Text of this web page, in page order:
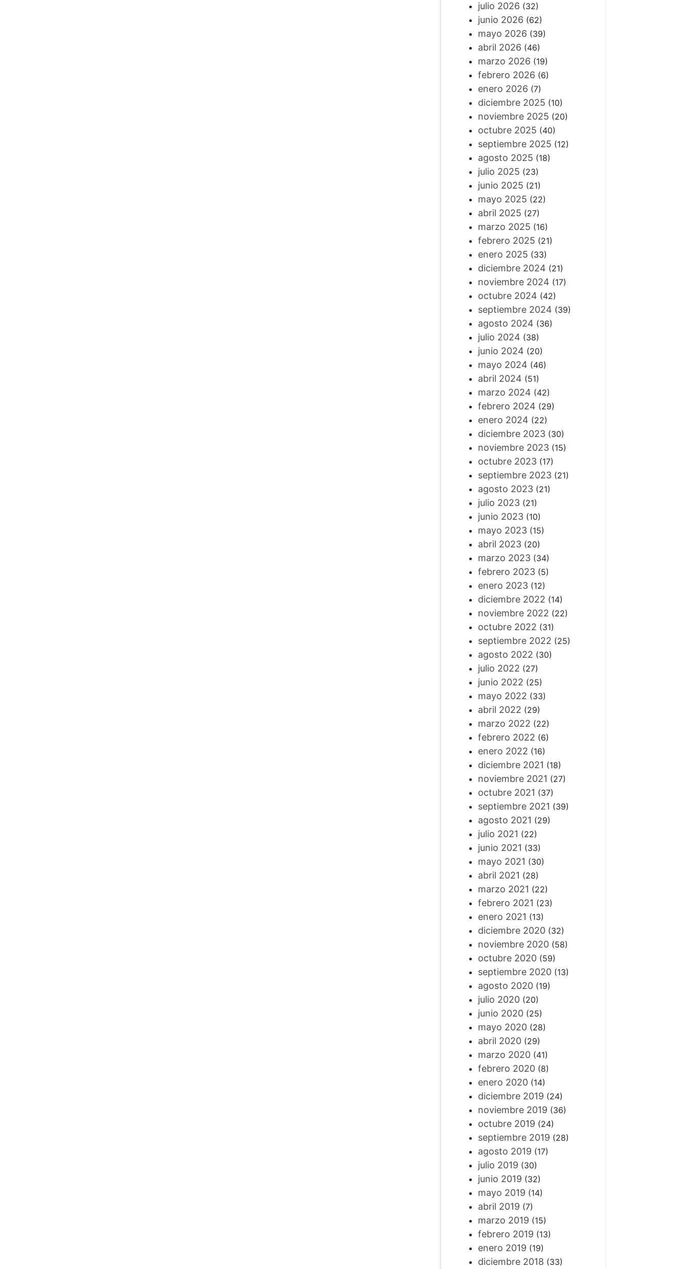
julio 2026 (32)
junio 2026 (62)
mayo 2026 (39)
abril 2026 (46)
marzo 2026 (19)
febrero 2026 (6)
enero 2026 (7)
diciembre 2025 (10)
noviembre 2025 (20)
octubre 2025 (40)
septiembre 2025 (12)
agosto 2025 (18)
julio 2025 (23)
junio 2025 (21)
mayo 2025 (22)
abril 2025 (27)
marzo 2025 (16)
febrero 2025 (21)
enero 2025 (33)
diciembre 2024 (21)
noviembre 2024 (17)
octubre 2024 (42)
septiembre 2024 (39)
agosto 2024 (36)
julio 2024 (38)
junio 2024 (20)
mayo 2024 (46)
abril 2024 (51)
marzo 2024 (42)
febrero 2024 (29)
enero 2024 (22)
diciembre 2023(30)
noviembre 2023(15)
octubre 2023(17)
septiembre 2023(21)
agosto 2023(21)
julio 2023(21)
junio 2023(10)
mayo 2023(15)
abril 2023(20)
marzo 2023(34)
febrero 2023(5)
enero 2023(12)
diciembre 2022 (14)
noviembre 2022 (22)
octubre 2022 (31)
septiembre 2022 (25)
agosto 2022 (30)
julio 2022 (27)
junio 2022 (25)
mayo 2022 (33)
abril 2022 (29)
marzo 2022 (22)
febrero 2022 (6)
enero 2022 (16)
diciembre 2021 (18)
noviembre 2021 (27)
octubre 2021 (37)
septiembre 2021 (39)
agosto 2021 (29)
julio 2021 (22)
junio 2021 (33)
mayo 2021 (30)
abril 2021 (28)
marzo 2021 (22)
febrero 2021 (23)
enero 2021 (13)
diciembre 2020(32)
noviembre 2020(58)
octubre 2020(59)
septiembre 2020(13)
agosto 2020(19)
julio 2020(20)
junio 2020(25)
mayo 2020(28)
abril 2020(29)
marzo 2020(41)
febrero 2020(8)
enero 2020(14)
diciembre 2019 (24)
noviembre 2019 (36)
octubre 2019 (24)
septiembre 2019 (28)
agosto 2019 (17)
julio 2019 (30)
junio 2019 (32)
mayo 2019 (14)
abril 2019 (7)
marzo 2019 (15)
febrero 2019 (13)
enero 2019 (19)
diciembre 2018 (33)